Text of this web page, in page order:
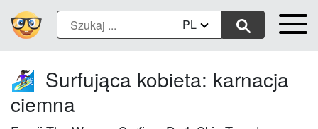
PL
🏄🏿‍♀️ Surfująca kobieta: karnacja
ciemna